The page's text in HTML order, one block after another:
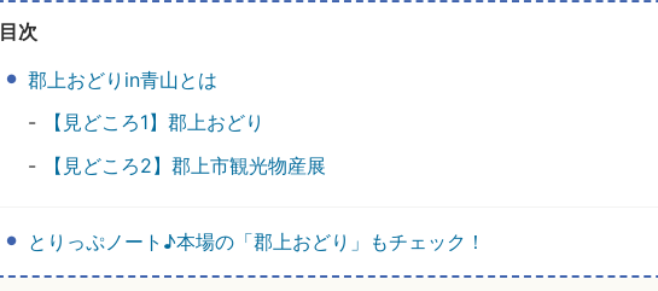
目次
郡上おどりin青山とは
-
【見どころ1】郡上おどり
-
【見どころ2】郡上市観光物産展
とりっぷノート♪本場の「郡上おどり」もチェック！